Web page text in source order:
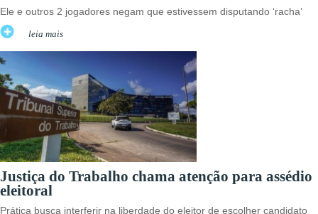
Ele e outros 2 jogadores negam que estivessem disputando ‘racha’
leia mais
Justiça do Trabalho chama atenção para assédio
eleitoral
Prática busca interferir na liberdade do eleitor de escolher candidato